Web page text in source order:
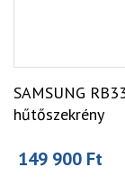
SAMSUNG
hűtőszekrény
149 900 Ft